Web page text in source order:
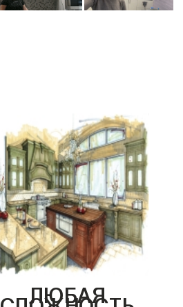
ЛЮБАЯ
СЛОЖНОСТЬ